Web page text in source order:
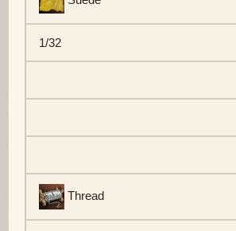
1/32
Thread